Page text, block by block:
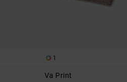
1
Va Print